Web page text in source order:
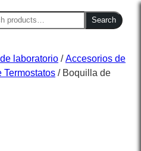
Search
laboratorio /Accesorios de
Termostatos / Boquilla de